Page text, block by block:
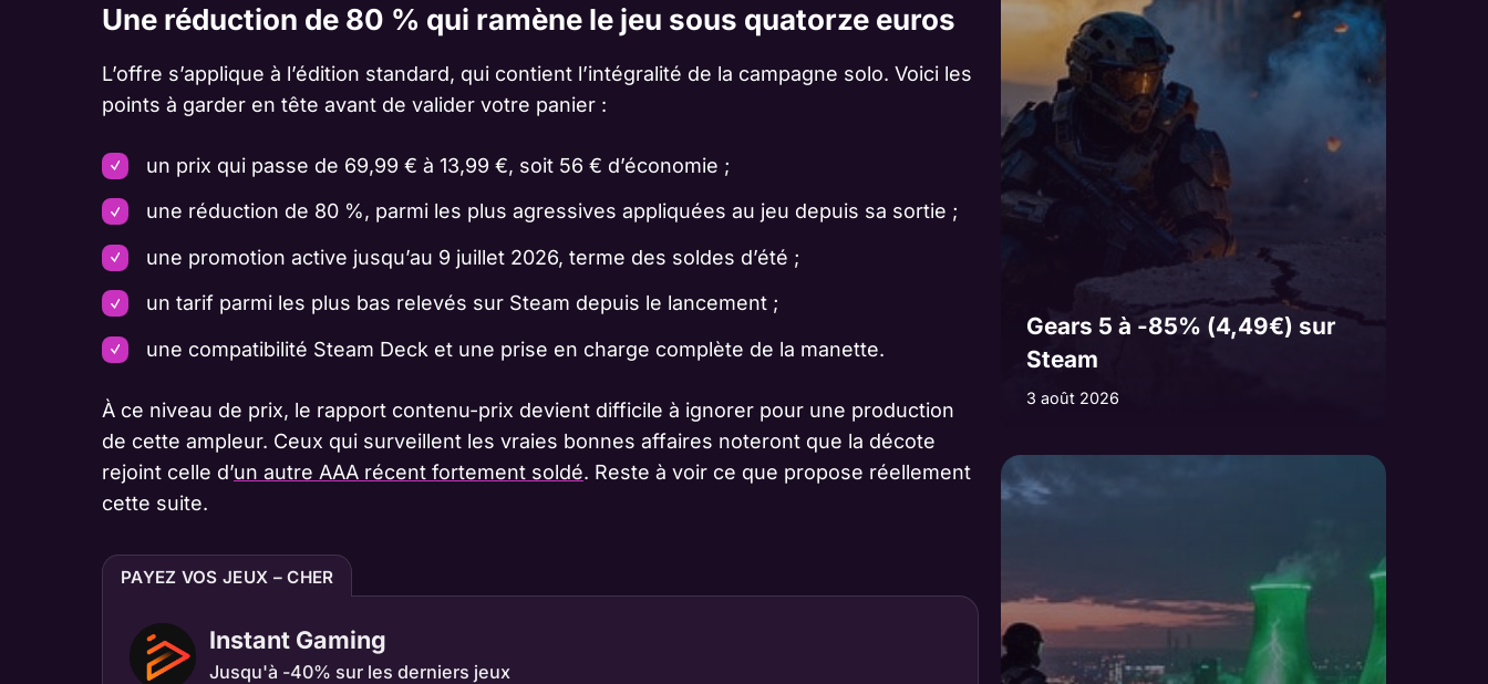
Une réduction de 80 % qui ramène le jeu sous quatorze euros
L’offre s’applique à l’édition standard, qui contient l’intégralité de la campagne solo. Voici les
points à garder en tête avant de valider votre panier :
un prix qui passe de 69,99 € à 13,99 €, soit 56 € d’économie ;
une réduction de 80 %, parmi les plus agressives appliquées au jeu depuis sa sortie ;
une promotion active jusqu’au 9 juillet 2026, terme des soldes d’été ;
un tarif parmi les plus bas relevés sur Steam depuis le lancement ;
une compatibilité Steam Deck et une prise en charge complète de la manette.
À ce niveau de prix, le rapport contenu-prix devient difficile à ignorer pour une production
de cette ampleur. Ceux qui surveillent les vraies bonnes affaires noteront que la décote
rejoint celle d’un autre AAA récent fortement soldé. Reste à voir ce que propose réellement
cette suite.
PAYEZ VOS JEUX – CHER
Instant Gaming
Jusqu'à -40% sur les derniers jeux
Gears 5 à -85% (4,49€) sur
Steam
3 août 2026